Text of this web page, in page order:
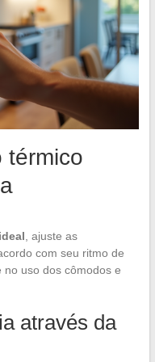
térmico
, ajuste as
com seu ritmo de
uso dos cômodos e
através da